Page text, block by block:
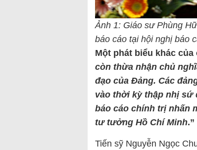
Ảnh 1: Giáo sư Phùng
báo cáo tại hội nghị báo
Một phát biểu khác
còn thừa nhận chủ
đạo của Đảng. Các
vào thời kỳ thập nhị sứ
báo cáo chính trị nhấn
tư tưởng Hồ Chí Minh.”
Tiến sỹ Nguyễn Ngọc